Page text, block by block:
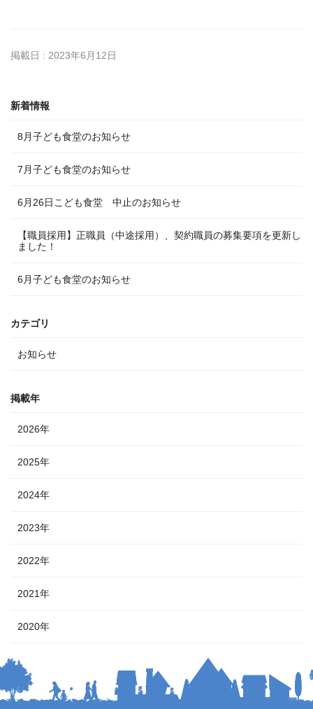
掲載日 : 2023年6月12日
新着情報
8月子ども食堂のお知らせ
7月子ども食堂のお知らせ
6月26日こども食堂 中止のお知らせ
【職員採用】正職員（中途採用）、契約職員の募集要項を更新し
ました！
6月子ども食堂のお知らせ
カテゴリ
お知らせ
掲載年
2026年
2025年
2024年
2023年
2022年
2021年
2020年